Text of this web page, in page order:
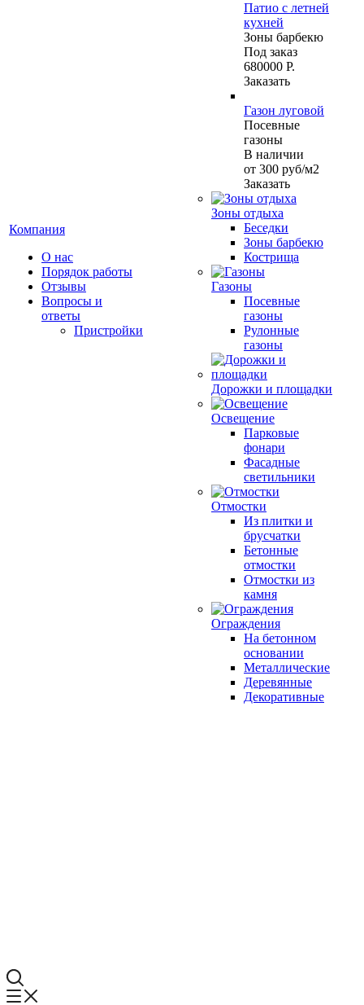
Компания
О нас
Порядок работы
Отзывы
Вопросы и
ответы
Пристройки
Патио с летней
кухней
Зоны барбекю
Под заказ
680000 Р.
Заказать
Газон луговой
Посевные
газоны
В наличии
от 300 руб/м2
Заказать
Зоны отдыха
Беседки
Зоны барбекю
Кострища
Газоны
Посевные
газоны
Рулонные
газоны
Дорожки и площадки
Освещение
Парковые
фонари
Фасадные
светильники
Отмостки
Из плитки и
брусчатки
Бетонные
отмостки
Отмостки из
камня
Ограждения
На бетонном
основании
Металлические
Деревянные
Декоративные